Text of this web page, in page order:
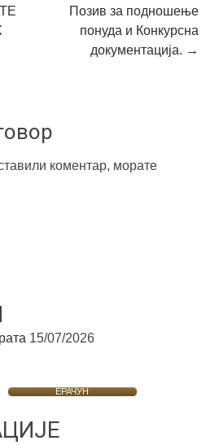
Позив за подношење
понуда и Конкурсна
документација. →
коментар, морате
15/07/2026
ЕРАЧУН